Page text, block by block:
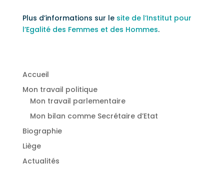
Plus d’informations sur le site de l’Institut pour
l’Egalité des Femmes et des Hommes.
Accueil
Mon travail politique
Mon travail parlementaire
Mon bilan comme Secrétaire d’Etat
Biographie
Liège
Actualités